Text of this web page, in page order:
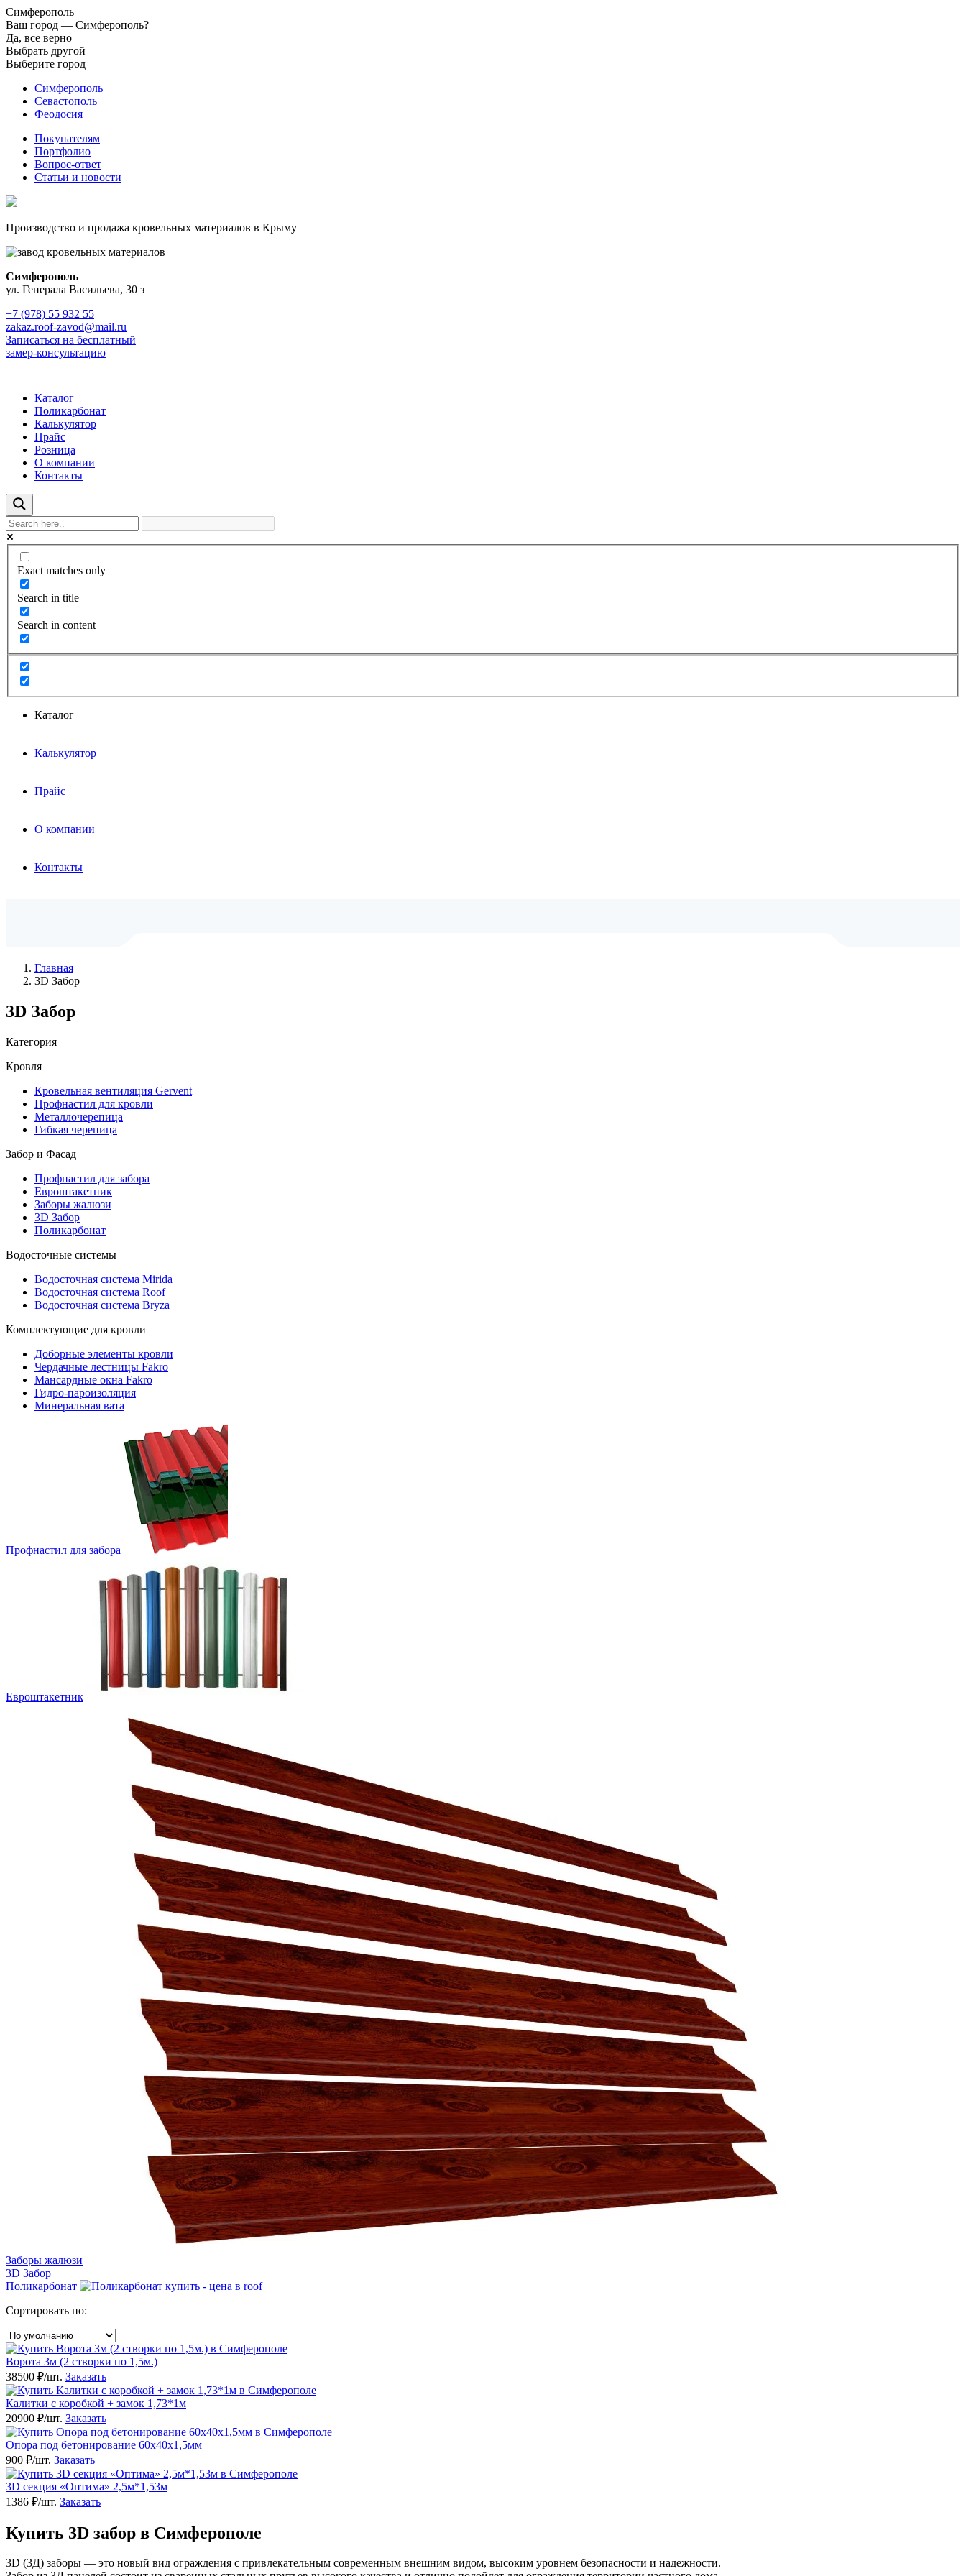
Симферополь
Ваш город — Симферополь?
Да, все верно
Выбрать другой
Выберите город
Симферополь
Севастополь
Феодосия
Покупателям
Портфолио
Вопрос-ответ
Статьи и новости
Производство и продажа кровельных материалов в Крыму
Симферополь
ул. Генерала Васильева, 30 з
+7 (978) 55 932 55
zakaz.roof-zavod@mail.ru
Записаться на бесплатный
замер-консультацию
Каталог
Поликарбонат
Калькулятор
Прайс
Розница
О компании
Контакты
Exact matches only
Search in title
Search in content
Каталог
Калькулятор
Прайс
О компании
Контакты
Главная
3D Забор
3D Забор
Категория
Кровля
Кровельная вентиляция Gervent
Профнастил для кровли
Металлочерепица
Гибкая черепица
Забор и Фасад
Профнастил для забора
Евроштакетник
Заборы жалюзи
3D Забор
Поликарбонат
Водосточные системы
Водосточная система Mirida
Водосточная система Roof
Водосточная система Bryza
Комплектующие для кровли
Доборные элементы кровли
Чердачные лестницы Fakro
Мансардные окна Fakro
Гидро-пароизоляция
Минеральная вата
Профнастил для забора
Евроштакетник
Заборы жалюзи
3D Забор
Поликарбонат
Сортировать по:
Ворота 3м (2 створки по 1,5м.)
38500 ₽/шт. Заказать
Калитки с коробкой + замок 1,73*1м
20900 ₽/шт. Заказать
Опора под бетонирование 60х40х1,5мм
900 ₽/шт. Заказать
3D секция «Оптима» 2,5м*1,53м
1386 ₽/шт. Заказать
Купить 3D забор в Симферополе
3D (3Д) заборы — это новый вид ограждения с привлекательным современным внешним видом, высоким уровнем безопасности и надежности.